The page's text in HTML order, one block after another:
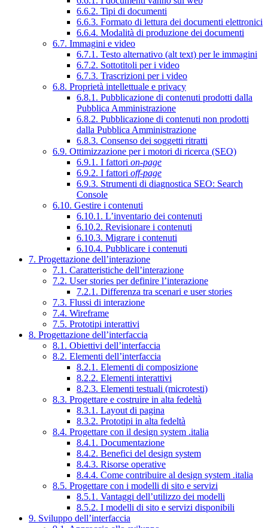
6.6.2. Tipi di documenti
6.6.3. Formato di lettura dei documenti elettronici
6.6.4. Modalità di produzione dei documenti
6.7. Immagini e video
6.7.1. Testo alternativo (alt text) per le immagini
6.7.2. Sottotitoli per i video
6.7.3. Trascrizioni per i video
6.8. Proprietà intellettuale e privacy
6.8.1. Pubblicazione di contenuti prodotti dalla
Pubblica Amministrazione
6.8.2. Pubblicazione di contenuti non prodotti
dalla Pubblica Amministrazione
6.8.3. Consenso dei soggetti ritratti
6.9. Ottimizzazione per i motori di ricerca (SEO)
6.9.1. I fattori on-page
6.9.2. I fattori off-page
6.9.3. Strumenti di diagnostica SEO: Search
Console
6.10. Gestire i contenuti
6.10.1. L’inventario dei contenuti
6.10.2. Revisionare i contenuti
6.10.3. Migrare i contenuti
6.10.4. Pubblicare i contenuti
7. Progettazione dell’interazione
7.1. Caratteristiche dell’interazione
7.2. User stories per definire l’interazione
7.2.1. Differenza tra scenari e user stories
7.3. Flussi di interazione
7.4. Wireframe
7.5. Prototipi interattivi
8. Progettazione dell’interfaccia
8.1. Obiettivi dell’interfaccia
8.2. Elementi dell’interfaccia
8.2.1. Elementi di composizione
8.2.2. Elementi interattivi
8.2.3. Elementi testuali (microtesti)
8.3. Progettare e costruire in alta fedeltà
8.3.1. Layout di pagina
8.3.2. Prototipi in alta fedeltà
8.4. Progettare con il design system .italia
8.4.1. Documentazione
8.4.2. Benefici del design system
8.4.3. Risorse operative
8.4.4. Come contribuire al design system .italia
8.5. Progettare con i modelli di sito e servizi
8.5.1. Vantaggi dell’utilizzo dei modelli
8.5.2. I modelli di sito e servizi disponibili
9. Sviluppo dell’interfaccia